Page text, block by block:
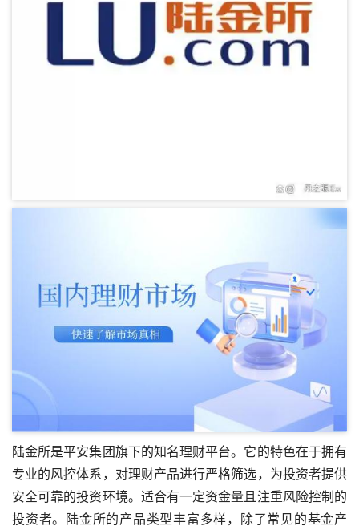
陆金所是平安集团旗下的知名理财平台。它的特色在于拥有
专业的风控体系，对理财产品进行严格筛选，为投资者提供
安全可靠的投资环境。适合有一定资金量且注重风险控制的
投资者。陆金所的产品类型丰富多样，除了常见的基金产